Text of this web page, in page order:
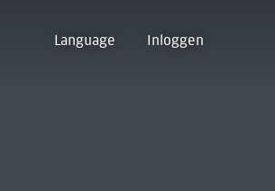
Language Inloggen